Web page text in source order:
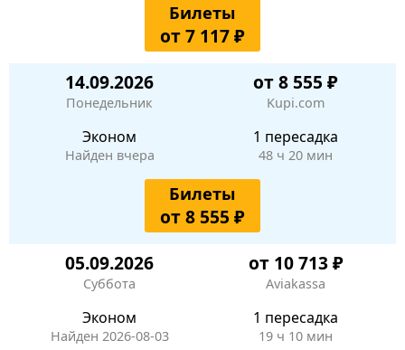
Билеты
от 7 117 ₽
14.09.2026
Понедельник
от 8 555 ₽
Kupi.com
Эконом
Найден вчера
1 пересадка
48 ч 20 мин
Билеты
от 8 555 ₽
05.09.2026
Суббота
от 10 713 ₽
Aviakassa
Эконом
Найден 2026-08-03
1 пересадка
19 ч 10 мин